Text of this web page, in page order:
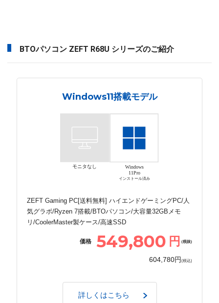
BTOパソコン ZEFT R68U シリーズのご紹介
Windows11搭載モデル
モニタなし
Windows
11Pro
インストール済み
ZEFT Gaming PC[送料無料] ハイエンドゲーミングPC/人
気グラボ/Ryzen 7搭載/BTOパソコン/大容量32GBメモ
リ/CoolerMaster製ケース/高速SSD
価格 549,800 円 (税抜)
604,780円 (税込)
詳しくはこちら